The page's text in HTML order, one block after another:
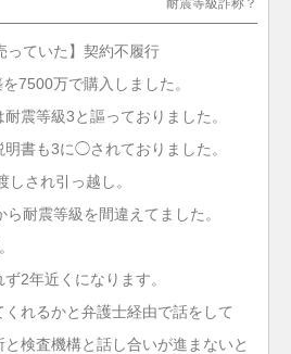
耐震等級詐称？
っていた】契約不履行
7500万で購入しました。
震等級3と謳っておりました。
書も3に◯されておりました。
され引っ越し。
耐震等級を間違えてました。
2年近くになります。
れるかと弁護士経由で話をして
検査機構と話し合いが進まないと